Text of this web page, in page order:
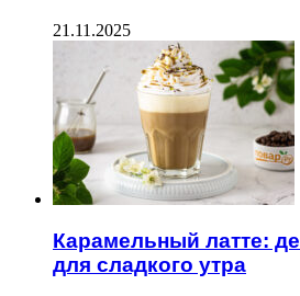
21.11.2025
Карамельный латте:
для сладкого утра